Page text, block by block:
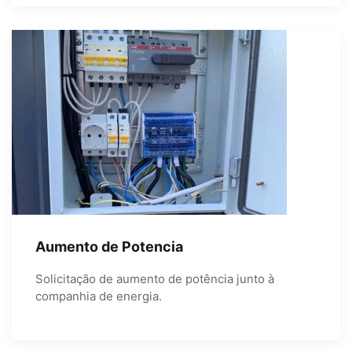
Aumento de Potencia
Solicitação de aumento de potência junto à
companhia de energia.